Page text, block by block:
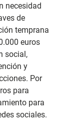
necesidad
de
temprana
euros
social,
y
Por
para
para
sociales.